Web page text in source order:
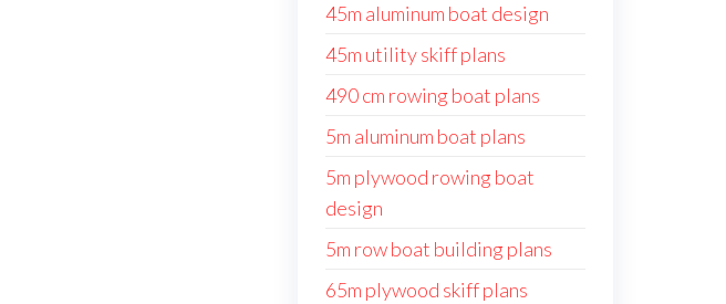
45m aluminum boat design
45m utility skiff plans
490 cm rowing boat plans
5m aluminum boat plans
5m plywood rowing boat
design
5m row boat building plans
65m plywood skiff plans